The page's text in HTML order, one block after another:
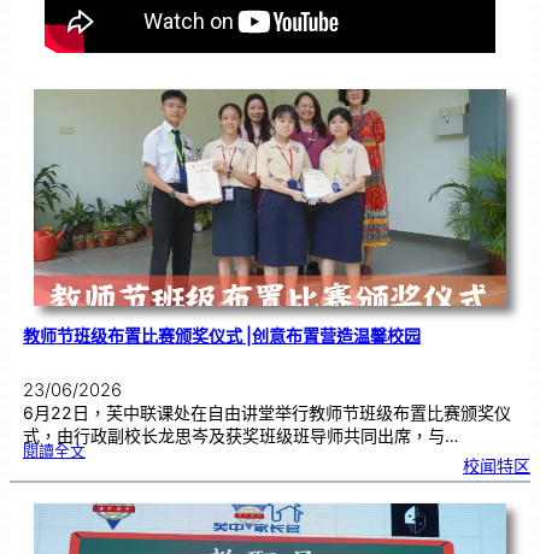
教师节班级布置比赛颁奖仪式 |创意布置营造温馨校园
23/06/2026
6月22日，芙中联课处在自由讲堂举行教师节班级布置比赛颁奖仪
式，由行政副校长龙思岑及获奖班级班导师共同出席，与…
閱讀全文:教
班
布
置
比
颁
奖
校闻特区